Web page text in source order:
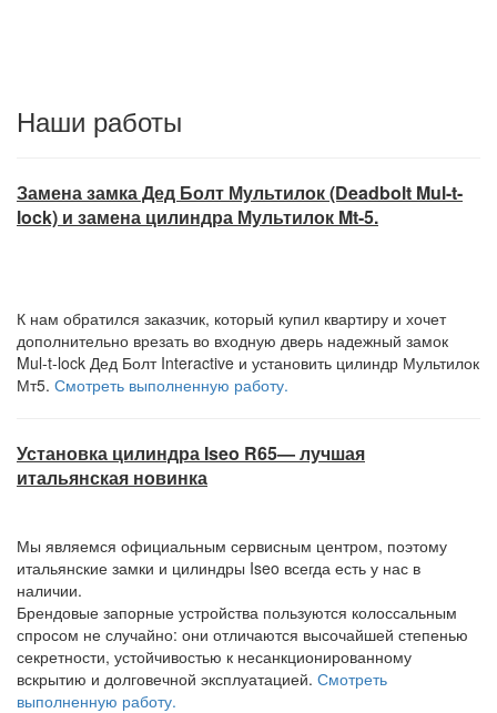
Наши работы
Замена замка Дед Болт Мультилок (Deadbolt Mul-t-
lock) и замена цилиндра Мультилок Mt-5.
К нам обратился заказчик, который купил квартиру и хочет
дополнительно врезать во входную дверь надежный замок
Mul-t-lock Дед Болт Interactive и установить цилиндр Мультилок
Мт5. Смотреть выполненную работу.
Установка цилиндра Iseo R65— лучшая
итальянская новинка
Мы являемся официальным сервисным центром, поэтому
итальянские замки и цилиндры Iseo всегда есть у нас в
наличии.
Брендовые запорные устройства пользуются колоссальным
спросом не случайно: они отличаются высочайшей степенью
секретности, устойчивостью к несанкционированному
вскрытию и долговечной эксплуатацией. Смотреть
выполненную работу.